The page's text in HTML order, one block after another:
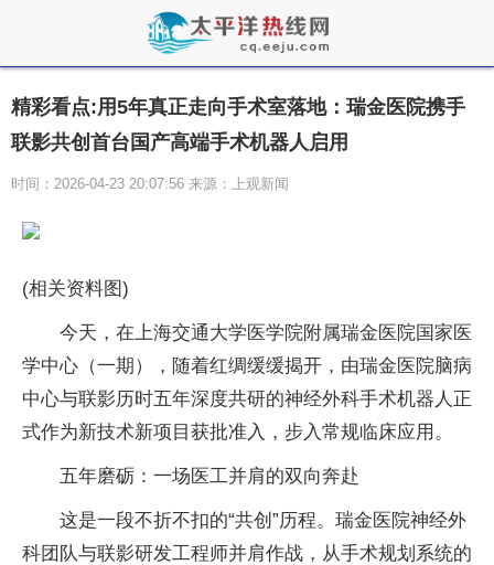
精彩看点:用5年真正走向手术室落地：瑞金医院携手
联影共创首台国产高端手术机器人启用
时间：2026-04-23 20:07:56 来源：上观新闻
(相关资料图)
今天，在上海交通大学医学院附属瑞金医院国家医
学中心（一期），随着红绸缓缓揭开，由瑞金医院脑病
中心与联影历时五年深度共研的神经外科手术机器人正
式作为新技术新项目获批准入，步入常规临床应用。
五年磨砺：一场医工并肩的双向奔赴
这是一段不折不扣的“共创”历程。瑞金医院神经外
科团队与联影研发工程师并肩作战，从手术规划系统的